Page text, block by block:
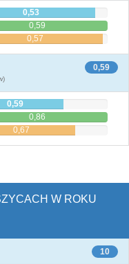
0,53
0,59
0,57
0,59
0,59
0,86
0,67
W ROKU
10